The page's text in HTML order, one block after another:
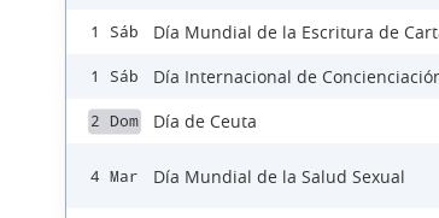
1 Sáb Día Mundial de la Escritura de
1 Sáb Día Internacional de
2 Dom Día de Ceuta
4 Mar Día Mundial de la Salud Sexual